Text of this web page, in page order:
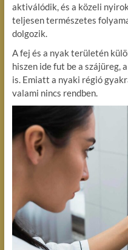
aktiválódik, és a közeli
teljesen természetes
dolgozik.
A fej és a nyak területén
hiszen ide fut be a szájüreg,
is. Emiatt a nyaki régió
valami nincs rendben.